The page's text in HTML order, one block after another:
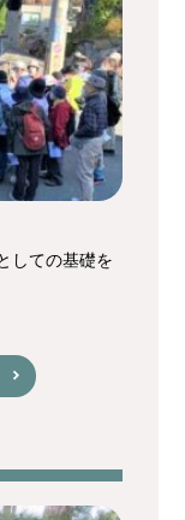
しての基礎を